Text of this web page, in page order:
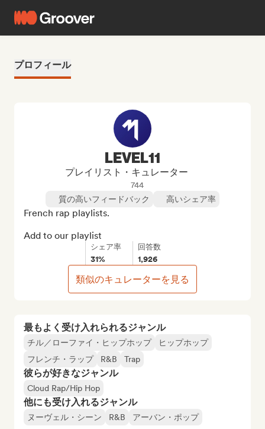
プロフィール
最もよく受け入れられるジャンル
チル／ローファイ・ヒップホップ
ヒップホップ
フレンチ・ラップ
R&B Trap
彼らが好きなジャンル
Cloud Rap/Hip Hop
他にも受け入れるジャンル
ヌーヴェル・シーン R&B アーバン・ポップ
LEVEL11
プレイリスト・キュレーター
744
質の高いフィードバック
高いシェア率
French rap playlists.
Add to our playlist
シェア率
31%
回答数
1,926
類似のキュレーターを見る